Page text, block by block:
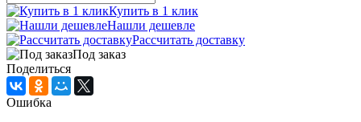
Купить в 1 клик
Нашли дешевле
Рассчитать доставку
Под заказ
Поделиться
Ошибка